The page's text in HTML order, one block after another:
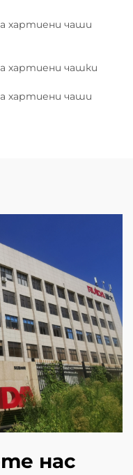
хартиени чаши
хартиени чашки
хартиени чаши
нас